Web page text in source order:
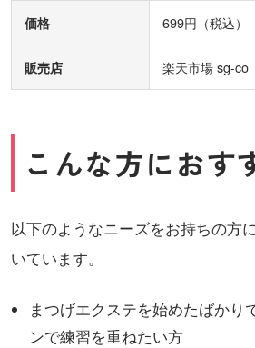
価格 699円（税込）
販売店 楽天市場 sg-co
こんな方におす
以下のようなニーズをお持ちの方
いています。
まつげエクステを始めたばかり
ンで練習を重ねたい方